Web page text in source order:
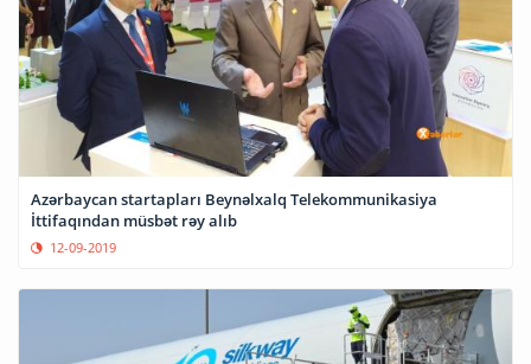
Azərbaycan startapları Beynəlxalq Telekommunikasiya
İttifaqından müsbət rəy alıb
12-09-2019